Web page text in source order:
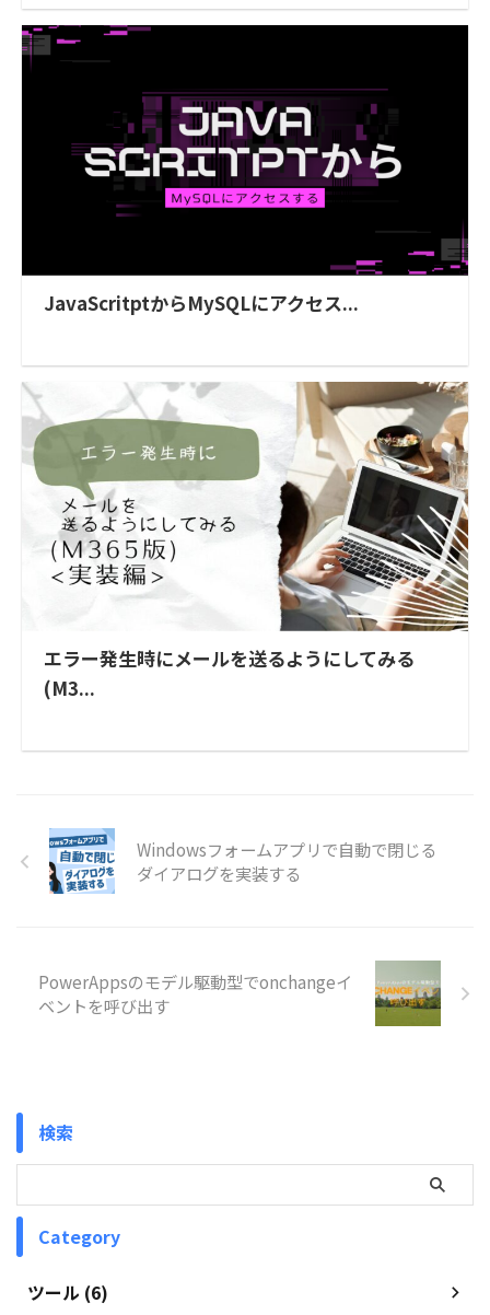
JavaScritptからMySQLにアクセス...
エラー発生時にメールを送るようにしてみる
(M3...
Windowsフォームアプリで自動で閉じる
ダイアログを実装する
PowerAppsのモデル駆動型でonchangeイ
ベントを呼び出す
検索
Category
ツール (6)